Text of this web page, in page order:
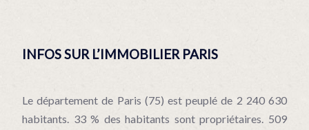
INFOS SUR L’IMMOBILIER PARIS
Le département de Paris (75) est peuplé de 2 240 630
habitants. 33 % des habitants sont propriétaires. 509